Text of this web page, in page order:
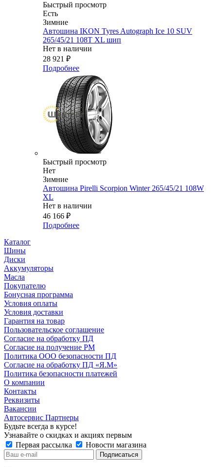
Быстрый просмотр
Есть
Зимние
Автошина IKON Tyres Autograph Ice 10 SUV
265/45/21 108T XL шип
Нет в наличии
28 921 ₽
Подробнее
Быстрый просмотр
Нет
Зимние
Автошина Pirelli Scorpion Winter 265/45/21 108W
XL
Нет в наличии
46 166 ₽
Подробнее
Каталог
Шины
Диски
Аккумуляторы
Масла
Покупателю
Бонусная программа
Условия оплаты
Условия доставки
Гарантия на товар
Пользовательское соглашение
Согласие на обработку ПД
Согласие на получение РМ
Политика ООО безопасности ПД
Согласие на обработку ПД «Я.М»
Политика безопасности платежей
О компании
Контакты
Реквизиты
Вакансии
Автосервис Партнеры
Будьте всегда в курсе!
Узнавайте о скидках и акциях первым
Первая рассылка
Новости магазина